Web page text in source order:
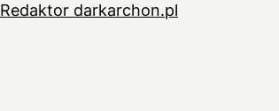
Redaktor darkarchon.pl